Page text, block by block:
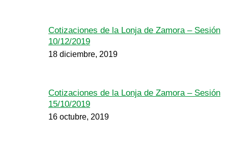
Cotizaciones de la Lonja de Zamora – Sesión
10/12/2019
18 diciembre, 2019
Cotizaciones de la Lonja de Zamora – Sesión
15/10/2019
16 octubre, 2019